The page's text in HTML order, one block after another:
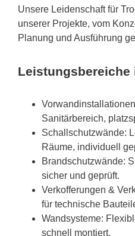
Unsere Leidenschaft für
unserer Projekte, vom
Planung und Ausführung
Leistungsbereiche
Sanitärbereich,
Schallschutzwände:
Räume, individuell
Brandschutzwände:
sicher und geprüft.
Verkofferungen &
für technische
Wandsysteme:
schnell montiert.